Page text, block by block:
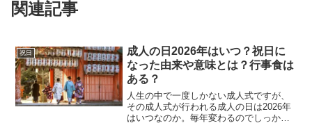
関連記事
祝日
成人の日2026年はいつ？祝日に
なった由来や意味とは？行事食は
ある？
人生の中で一度しかない成人式ですが、
その成人式が行われる成人の日は2026年
はいつなのか。毎年変わるのでしっかり